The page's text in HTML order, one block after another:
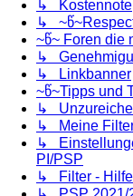
↳ Kostennote
↳
~წ~ Foren die
↳
↳ Linkbanner
~წ~Tipps und
↳
↳ Meine
↳
PI/PSP
↳ Filter - Hilfe